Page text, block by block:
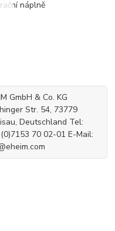
náplně
GmbH & Co. KG
Str. 54, 73779
Deutschland Tel:
70 02-01 E-Mail: